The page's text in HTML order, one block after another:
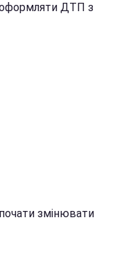
оформляти ДТП з
змінювати